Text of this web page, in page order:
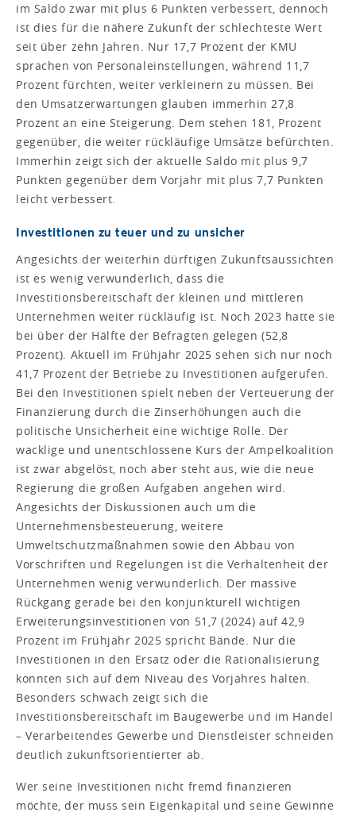
im Saldo zwar mit plus 6 Punkten verbessert, dennoch
ist dies für die nähere Zukunft der schlechteste Wert
seit über zehn Jahren. Nur 17,7 Prozent der KMU
sprachen von Personaleinstellungen, während 11,7
Prozent fürchten, weiter verkleinern zu müssen. Bei
den Umsatzerwartungen glauben immerhin 27,8
Prozent an eine Steigerung. Dem stehen 181, Prozent
gegenüber, die weiter rückläufige Umsätze befürchten.
Immerhin zeigt sich der aktuelle Saldo mit plus 9,7
Punkten gegenüber dem Vorjahr mit plus 7,7 Punkten
leicht verbessert.
Investitionen zu teuer und zu unsicher
Angesichts der weiterhin dürftigen Zukunftsaussichten
ist es wenig verwunderlich, dass die
Investitionsbereitschaft der kleinen und mittleren
Unternehmen weiter rückläufig ist. Noch 2023 hatte sie
bei über der Hälfte der Befragten gelegen (52,8
Prozent). Aktuell im Frühjahr 2025 sehen sich nur noch
41,7 Prozent der Betriebe zu Investitionen aufgerufen.
Bei den Investitionen spielt neben der Verteuerung der
Finanzierung durch die Zinserhöhungen auch die
politische Unsicherheit eine wichtige Rolle. Der
wacklige und unentschlossene Kurs der Ampelkoalition
ist zwar abgelöst, noch aber steht aus, wie die neue
Regierung die großen Aufgaben angehen wird.
Angesichts der Diskussionen auch um die
Unternehmensbesteuerung, weitere
Umweltschutzmaßnahmen sowie den Abbau von
Vorschriften und Regelungen ist die Verhaltenheit der
Unternehmen wenig verwunderlich. Der massive
Rückgang gerade bei den konjunkturell wichtigen
Erweiterungsinvestitionen von 51,7 (2024) auf 42,9
Prozent im Frühjahr 2025 spricht Bände. Nur die
Investitionen in den Ersatz oder die Rationalisierung
konnten sich auf dem Niveau des Vorjahres halten.
Besonders schwach zeigt sich die
Investitionsbereitschaft im Baugewerbe und im Handel
– Verarbeitendes Gewerbe und Dienstleister schneiden
deutlich zukunftsorientierter ab.
Wer seine Investitionen nicht fremd finanzieren
möchte, der muss sein Eigenkapital und seine Gewinne